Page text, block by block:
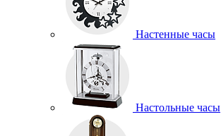
Настенные часы
Настольные часы